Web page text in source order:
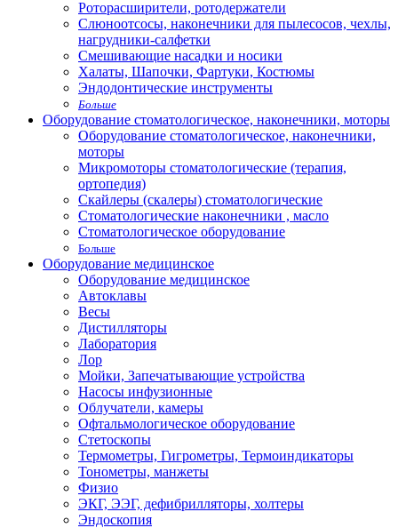
Роторасширители, ротодержатели
Слюноотсосы, наконечники для пылесосов, чехлы,
нагрудники-салфетки
Смешивающие насадки и носики
Халаты, Шапочки, Фартуки, Костюмы
Эндодонтические инструменты
Больше
Оборудование стоматологическое, наконечники, моторы
Оборудование стоматологическое, наконечники,
моторы
Микромоторы стоматологические (терапия,
ортопедия)
Скайлеры (скалеры) стоматологические
Стоматологические наконечники , масло
Стоматологическое оборудование
Больше
Оборудование медицинское
Оборудование медицинское
Автоклавы
Весы
Дистилляторы
Лаборатория
Лор
Мойки, Запечатывающие устройства
Насосы инфузионные
Облучатели, камеры
Офтальмологическое оборудование
Стетоскопы
Термометры, Гигрометры, Термоиндикаторы
Тонометры, манжеты
Физио
ЭКГ, ЭЭГ, дефибрилляторы, холтеры
Эндоскопия